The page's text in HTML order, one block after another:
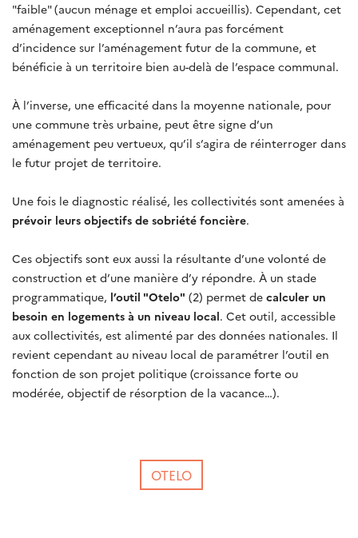
"faible" (aucun ménage et emploi accueillis). Cependant, cet
aménagement exceptionnel n’aura pas forcément
d’incidence sur l’aménagement futur de la commune, et
bénéficie à un territoire bien au-delà de l’espace communal.
À l’inverse, une efficacité dans la moyenne nationale, pour
une commune très urbaine, peut être signe d’un
aménagement peu vertueux, qu’il s’agira de réinterroger dans
le futur projet de territoire.
Une fois le diagnostic réalisé, les collectivités sont amenées à
prévoir leurs objectifs de sobriété foncière.
Ces objectifs sont eux aussi la résultante d’une volonté de
construction et d’une manière d’y répondre. À un stade
programmatique, l’outil "Otelo" (2) permet de calculer un
besoin en logements à un niveau local. Cet outil, accessible
aux collectivités, est alimenté par des données nationales. Il
revient cependant au niveau local de paramétrer l’outil en
fonction de son projet politique (croissance forte ou
modérée, objectif de résorption de la vacance…).
OTELO